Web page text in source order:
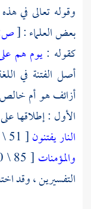
وقوله تعالى في
بعض العلماء :[
كقوله :يوم هم
أصل الفتنة في
أزائف هو أم خالص
الأول : إطلاقها
النار يفتنون[ 51 \ 13 ] وقوله تعالى :
والمؤمنات
التفسيرين ، وقد